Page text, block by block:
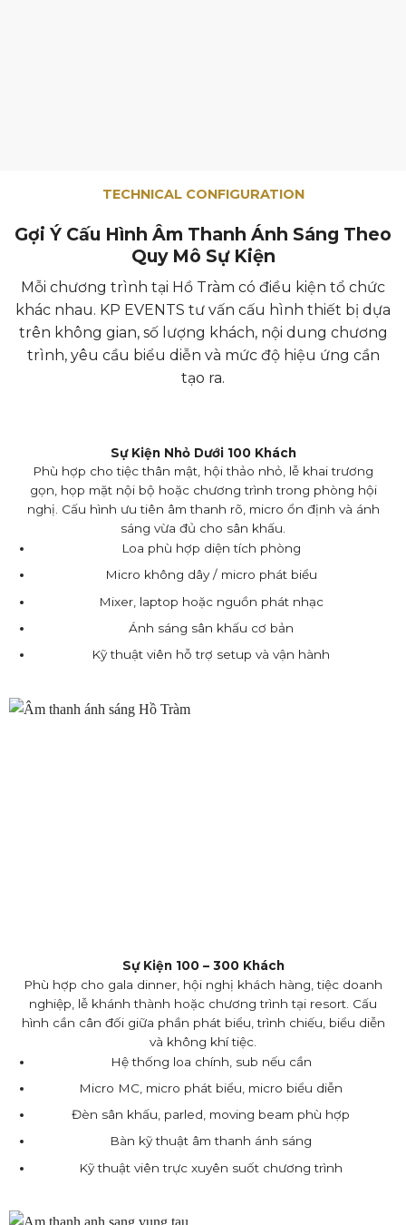
TECHNICAL CONFIGURATION
Gợi Ý Cấu Hình Âm Thanh Ánh Sáng Theo
Quy Mô Sự Kiện
Mỗi chương trình tại Hồ Tràm có điều kiện tổ chức
khác nhau. KP EVENTS tư vấn cấu hình thiết bị dựa
trên không gian, số lượng khách, nội dung chương
trình, yêu cầu biểu diễn và mức độ hiệu ứng cần
tạo ra.
Sự Kiện Nhỏ Dưới 100 Khách
Phù hợp cho tiệc thân mật, hội thảo nhỏ, lễ khai trương
gọn, họp mặt nội bộ hoặc chương trình trong phòng hội
nghị. Cấu hình ưu tiên âm thanh rõ, micro ổn định và ánh
sáng vừa đủ cho sân khấu.
Loa phù hợp diện tích phòng
Micro không dây / micro phát biểu
Mixer, laptop hoặc nguồn phát nhạc
Ánh sáng sân khấu cơ bản
Kỹ thuật viên hỗ trợ setup và vận hành
Sự Kiện 100 – 300 Khách
Phù hợp cho gala dinner, hội nghị khách hàng, tiệc doanh
nghiệp, lễ khánh thành hoặc chương trình tại resort. Cấu
hình cần cân đối giữa phần phát biểu, trình chiếu, biểu diễn
và không khí tiệc.
Hệ thống loa chính, sub nếu cần
Micro MC, micro phát biểu, micro biểu diễn
Đèn sân khấu, parled, moving beam phù hợp
Bàn kỹ thuật âm thanh ánh sáng
Kỹ thuật viên trực xuyên suốt chương trình